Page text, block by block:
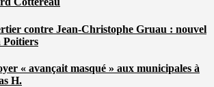
contre Jean-Christophe Gruau : nouvel
Poitiers
« avançait masqué » aux municipales à
H.